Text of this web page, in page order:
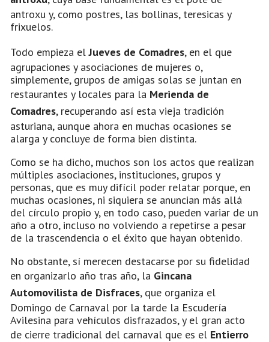
antroxu y, como postres, las bollinas, teresicas y
frixuelos.
Todo empieza elJueves de Comadres, en el que
agrupaciones y asociaciones de mujeres o,
simplemente, grupos de amigas solas se juntan en
restaurantes y locales para la Merienda de
Comadres, recuperando así esta vieja tradición
asturiana, aunque ahora en muchas ocasiones se
alarga y concluye de forma bien distinta.
Como se ha dicho, muchos son los actos que realizan
múltiples asociaciones, instituciones, grupos y
personas, que es muy difícil poder relatar porque, en
muchas ocasiones, ni siquiera se anuncian más allá
del círculo propio y, en todo caso, pueden variar de un
año a otro, incluso no volviendo a repetirse a pesar
de la trascendencia o el éxito que hayan obtenido.
No obstante, sí merecen destacarse por su fidelidad
en organizarlo año tras año, la Gincana
Automovilista de Disfraces, que organiza el
Domingo de Carnaval por la tarde la Escudería
Avilesina para vehículos disfrazados, y el gran acto
de cierre tradicional del carnaval que es el Entierro